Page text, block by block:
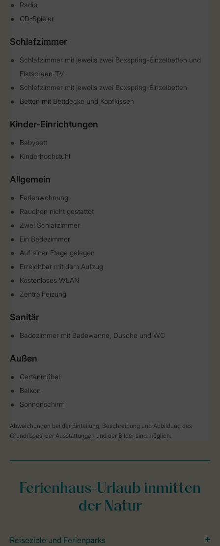
Radio
CD-Spieler
Schlafzimmer
Schlafzimmer mit jeweils zwei Boxspring-Einzelbetten und
Flatscreen-TV
Schlafzimmer mit jeweils zwei Boxspring-Einzelbetten
Betten mit Bettdecke und Kopfkissen
Kinder-Einrichtungen
Babybett
Kinderhochstuhl
Allgemein
Ferienwohnung
Rauchen nicht gestattet
Zwei Schlafzimmer
Ein Badezimmer
Auf einer Etage gelegen
Erreichbar mit dem Aufzug
Kostenloses WLAN
Zentralheizung
Sanitär
Badezimmer mit Badewanne, Dusche und WC
Außen
Gartenmöbel
Balkon
Sonnenschirm
Abweichungen bei der Einteilung, Beschreibung und Abbildung des
Grundrisses, der Ausstattungen und der Bilder sind möglich.
Ferienhaus-Urlaub inmitten
der Natur
Reiseziele und Ferienparks